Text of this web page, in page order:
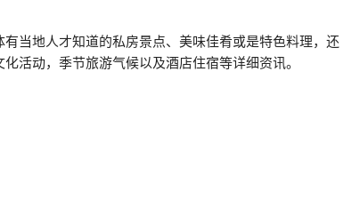
当地人才知道的私房景点、美味佳肴或是特色料理，还
活动，季节旅游气候以及酒店住宿等详细资讯。